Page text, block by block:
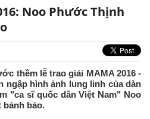
Noo Phước Thịnh
thềm lễ trao giải MAMA 2016 -
ngập hình ảnh lung linh của dàn
"ca sĩ quốc dân Việt Nam" Noo
bảnh bảo.